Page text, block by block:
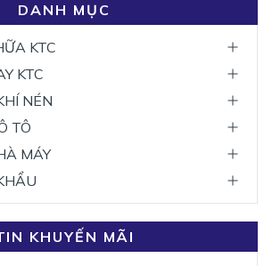
DANH MỤC
KTC
KTC
NÉN
TÔ
MÁY
KHUYẾN MÃI